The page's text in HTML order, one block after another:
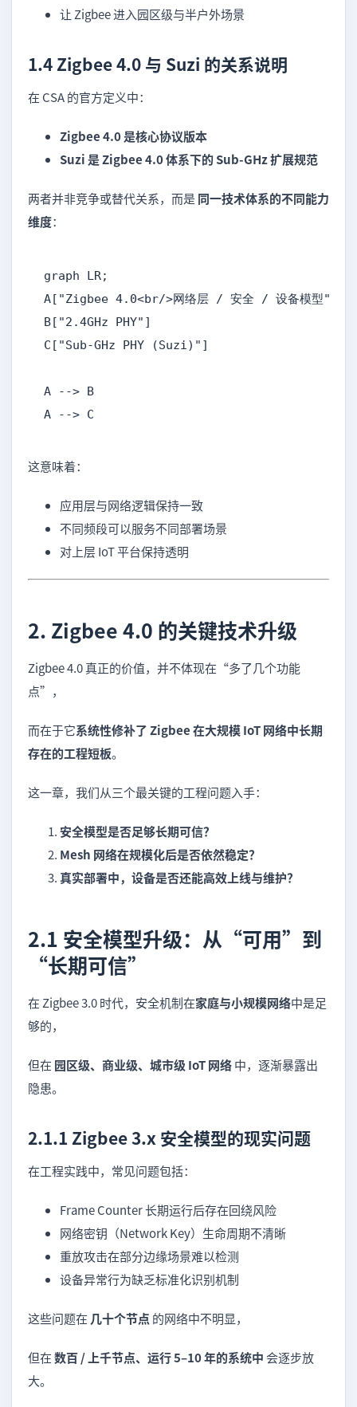
让 Zigbee 进入园区级与半户外场景
1.4 Zigbee 4.0 与 Suzi 的关系说明
在 CSA 的官方定义中：
Zigbee 4.0 是核心协议版本
Suzi 是 Zigbee 4.0 体系下的 Sub-GHz 扩展规范
两者并非竞争或替代关系，而是同一技术体系的不同能力
维度：
graph LR;
A["Zigbee 4.0<br/>网络层 / 安全 / 设备模型"]
B["2.4GHz PHY"]
C["Sub-GHz PHY (Suzi)"]
A --> B
A --> C
这意味着：
应用层与网络逻辑保持一致
不同频段可以服务不同部署场景
对上层 IoT 平台保持透明
2. Zigbee 4.0 的关键技术升级
Zigbee 4.0 真正的价值，并不体现在“多了几个功能
点”，
而在于它系统性修补了 Zigbee 在大规模 IoT 网络中长期
存在的工程短板。
这一章，我们从三个最关键的工程问题入手：
安全模型是否足够长期可信？
Mesh 网络在规模化后是否依然稳定？
真实部署中，设备是否还能高效上线与维护？
2.1 安全模型升级：从“可用”到
“长期可信”
在 Zigbee 3.0 时代，安全机制在家庭与小规模网络中是足
够的，
但在 园区级、商业级、城市级 IoT 网络中，逐渐暴露出
隐患。
2.1.1 Zigbee 3.x 安全模型的现实问题
在工程实践中，常见问题包括：
Frame Counter 长期运行后存在回绕风险
网络密钥（Network Key）生命周期不清晰
重放攻击在部分边缘场景难以检测
设备异常行为缺乏标准化识别机制
这些问题在 几十个节点 的网络中不明显，
但在数百 / 上千节点、运行 5–10 年的系统中会逐步放
大。